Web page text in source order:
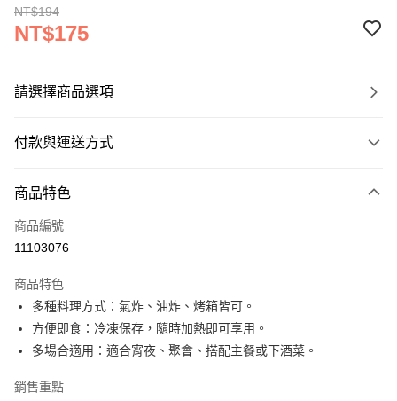
NT$194
NT$175
請選擇商品選項
付款與運送方式
信用卡一次付款
LINE Pay
街口支付
悠遊付
相關說明
商品特色
商品編號
11103076
商品特色
多種料理方式：氣炸、油炸、烤箱皆可。
方便即食：冷凍保存，隨時加熱即可享用。
多場合適用：適合宵夜、聚會、搭配主餐或下酒菜。
銷售重點